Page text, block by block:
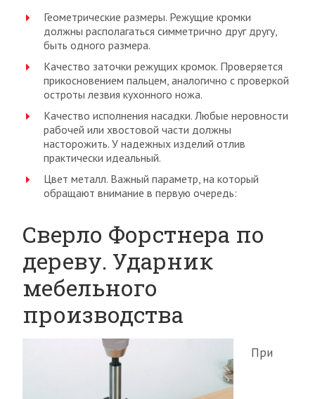
Геометрические размеры. Режущие кромки
должны располагаться симметрично друг другу,
быть одного размера.
Качество заточки режущих кромок. Проверяется
прикосновением пальцем, аналогично с проверкой
остроты лезвия кухонного ножа.
Качество исполнения насадки. Любые неровности
рабочей или хвостовой части должны
насторожить. У надежных изделий отлив
практически идеальный.
Цвет металл. Важный параметр, на который
обращают внимание в первую очередь:
Сверло Форстнера по
дереву. Ударник
мебельного
производства
При